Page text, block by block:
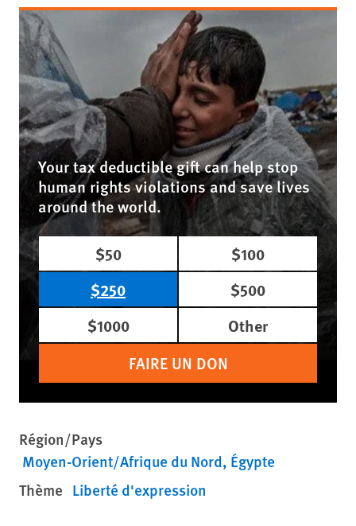
Your tax deductible gift can help stop
human rights violations and save lives
around the world.
$50
$100
$250
$500
$1000
Other
FAIRE UN DON
Région/Pays
Moyen-Orient/Afrique du Nord Égypte
Thème Liberté d'expression